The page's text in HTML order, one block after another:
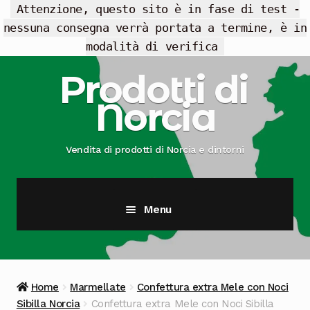
Attenzione, questo sito è in fase di test -
nessuna consegna verrà portata a termine, è in
modalità di verifica
navigazione
contenutoProdotti di
Norcia
Vendita di prodotti di Norcia e dintorni
Menu
Home Marmellate
Confettura extra Mele con Noci
Sibilla Norcia
Confettura extra Mele con Noci Sibilla